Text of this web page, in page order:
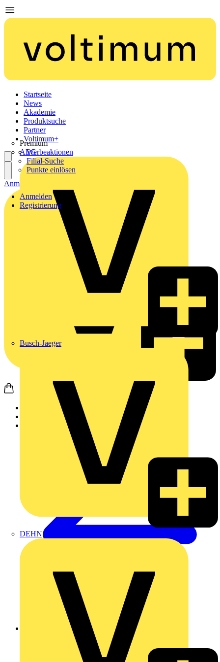
Startseite
News
Akademie
Produktsuche
Partner
Premium
AEG
Busch-Jaeger
DEHN
Voltimum+
Werbeaktionen
Filial-Suche
Punkte einlösen
Anmelden
Registrierung
Anmelden
Zurück zu Produkte